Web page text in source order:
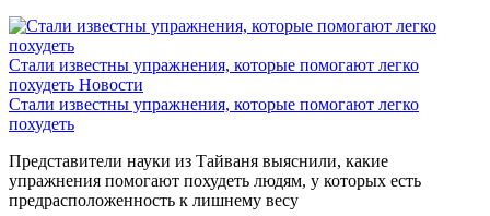
Стали известны упражнения, которые помогают легко
похудеть Новости
Стали известны упражнения, которые помогают легко
похудеть
Представители науки из Тайваня выяснили, какие
упражнения помогают похудеть людям, у которых есть
предрасположенность к лишнему весу